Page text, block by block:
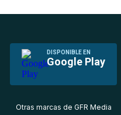
DISPONIBLE EN
Google Play
Otras marcas de GFR Media